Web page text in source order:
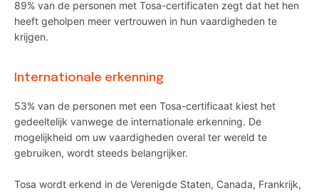
89% van de personen met Tosa-certificaten zegt dat het hen
heeft geholpen meer vertrouwen in hun vaardigheden te
krijgen.
Internationale erkenning
53% van de personen met een Tosa-certificaat kiest het
gedeeltelijk vanwege de internationale erkenning. De
mogelijkheid om uw vaardigheden overal ter wereld te
gebruiken, wordt steeds belangrijker.
Tosa wordt erkend in de Verenigde Staten, Canada, Frankrijk,